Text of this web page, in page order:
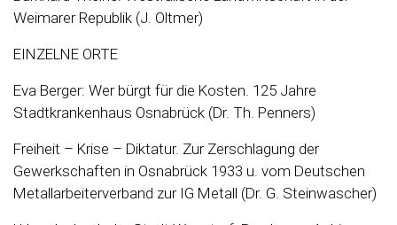
Weimarer Republik (J. Oltmer)
EINZELNE ORTE
Eva Berger: Wer bürgt für die Kosten. 125 Jahre
Stadtkrankenhaus Osnabrück (Dr. Th. Penners)
Freiheit – Krise – Diktatur. Zur Zerschlagung der
Gewerkschaften in Osnabrück 1933 u. vom Deutschen
Metallarbeiterverband zur IG Metall (Dr. G. Steinwascher)